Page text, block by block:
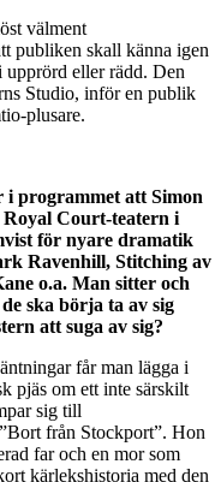
välment
publiken skall känna igen
upprörd eller rädd. Den
Studio, inför en publik
plusare.
i programmet att Simon
Royal Court-teatern i
för nyare dramatik
Ravenhill, Stitching av
o.a. Man sitter och
ska börja ta av sig
att suga av sig?
får man lägga i
pjäs om ett inte särskilt
sig till
från Stockport”. Hon
far och en mor som
kärlekshistoria med den